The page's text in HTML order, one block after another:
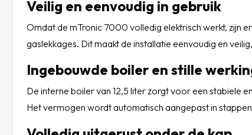
Veilig en eenvoudig in gebruik
Omdat de mTronic 7000 volledig elektrisch werkt, zijn
gaslekkages. Dit maakt de installatie eenvoudig en
Ingebouwde boiler en stille
De interne boiler van 12,5 liter zorgt voor een stabiele
Het vermogen wordt automatisch aangepast in